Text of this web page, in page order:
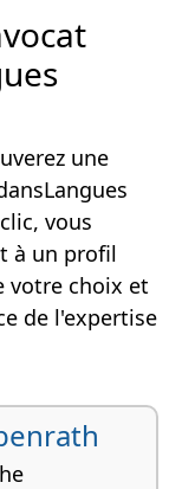
une
vous
à un profil
votre choix et
de l'expertise